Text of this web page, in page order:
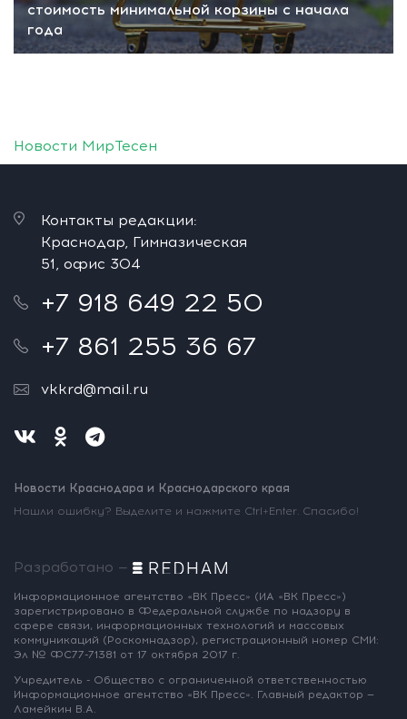
стоимость минимальной корзины с начала
года
Новости МирТесен
Контакты редакции:
Краснодар, Гимназическая
51, офис 304
+7 918 649 22 50
+7 861 255 36 67
vkkrd@mail.ru
Новости Краснодара и Краснодарского края
Нашли ошибку? Выделите и нажмите Ctrl+Enter. Спасибо!
Разработано —
Информационное агентство «ВК Пресс» (ИА «ВК Пресс»)
зарегистрировано в Федеральной службе по надзору в
сфере связи, информационных технологий и массовых
коммуникаций (Роскомнадзор), регистрационный номер СМИ:
Эл № ФС77-71381 от 17 октября 2017 г.
Учредитель - Общество с ограниченной ответственностью
Информационное агентство «ВК Пресс». Главный редактор —
Ламейкин В.А.